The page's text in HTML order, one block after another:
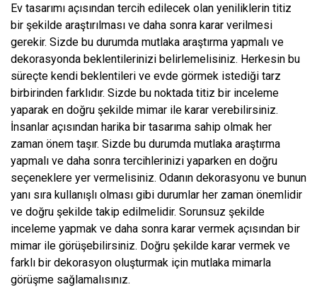
Ev tasarımı açısından tercih edilecek olan yeniliklerin titiz
bir şekilde araştırılması ve daha sonra karar verilmesi
gerekir. Sizde bu durumda mutlaka araştırma yapmalı ve
dekorasyonda beklentilerinizi belirlemelisiniz. Herkesin bu
süreçte kendi beklentileri ve evde görmek istediği tarz
birbirinden farklıdır. Sizde bu noktada titiz bir inceleme
yaparak en doğru şekilde mimar ile karar verebilirsiniz.
İnsanlar açısından harika bir tasarıma sahip olmak her
zaman önem taşır. Sizde bu durumda mutlaka araştırma
yapmalı ve daha sonra tercihlerinizi yaparken en doğru
seçeneklere yer vermelisiniz. Odanın dekorasyonu ve bunun
yanı sıra kullanışlı olması gibi durumlar her zaman önemlidir
ve doğru şekilde takip edilmelidir. Sorunsuz şekilde
inceleme yapmak ve daha sonra karar vermek açısından bir
mimar ile görüşebilirsiniz. Doğru şekilde karar vermek ve
farklı bir dekorasyon oluşturmak için mutlaka mimarla
görüşme sağlamalısınız.